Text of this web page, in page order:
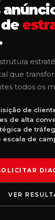
que
todos os
de
de alta
de
escala de
VER